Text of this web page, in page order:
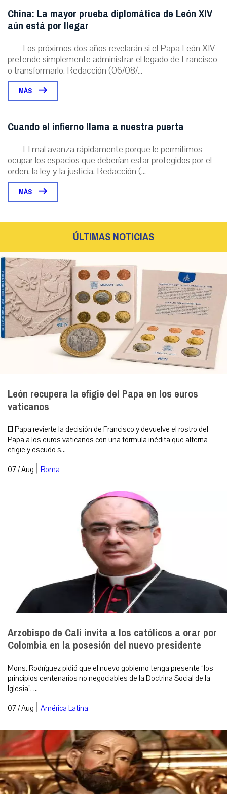
China: La mayor prueba diplomática de León XIV
aún está por llegar
Los próximos dos años revelarán si el Papa León XIV
pretende simplemente administrar el legado de Francisco
o transformarlo. Redacción (06/08/...
MÁS
Cuando el infierno llama a nuestra puerta
El mal avanza rápidamente porque le permitimos
ocupar los espacios que deberían estar protegidos por el
orden, la ley y la justicia. Redacción (...
MÁS
ÚLTIMAS NOTICIAS
León recupera la efigie del Papa en los euros
vaticanos
El Papa revierte la decisión de Francisco y devuelve el rostro del
Papa a los euros vaticanos con una fórmula inédita que alterna
efigie y escudo s...
07 / Aug | Roma
Arzobispo de Cali invita a los católicos a orar por
Colombia en la posesión del nuevo presidente
Mons. Rodríguez pidió que el nuevo gobierno tenga presente “los
principios centenarios no negociables de la Doctrina Social de la
Iglesia”. ...
07 / Aug | América Latina